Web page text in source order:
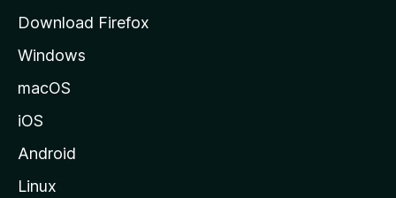
e
M
i
l
Download Firefox
Windows
macOS
iOS
Android
Linux